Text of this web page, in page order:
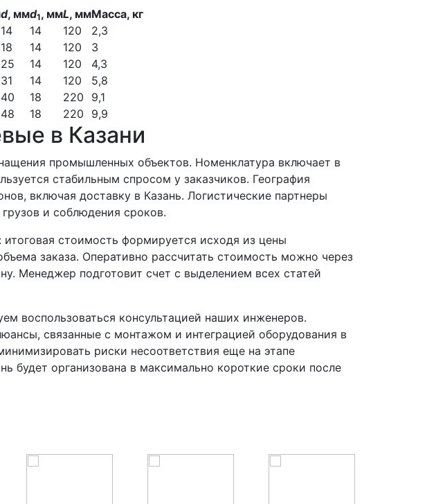
d, ммd1, ммL, ммМасса, кг
14 14 120
2,3
18 14 120
3
25 14 120
4,3
31 14 120
5,8
40 18 220
9,1
48 18 220 9,9
в Казани
промышленных объектов. Номенклатура включает в
стабильным спросом у заказчиков. География
включая доставку в Казань. Логистические партнеры
и соблюдения сроков.
стоимость формируется исходя из цены
заказа. Оперативно рассчитать стоимость можно через
Менеджер подготовит счет с выделением всех статей
воспользоваться консультацией наших инженеров.
связанные с монтажом и интеграцией оборудования в
риски несоответствия еще на этапе
будет организована в максимально короткие сроки после